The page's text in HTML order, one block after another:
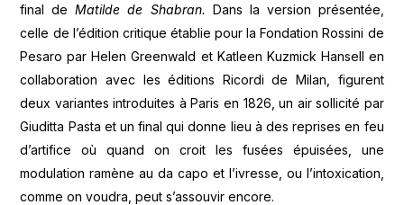
final deMatilde de Shabran. Dans la version présentée,
celle de l’édition critique établie pour la Fondation Rossini de
Pesaro par Helen Greenwald et Katleen Kuzmick Hansell en
collaboration avec les éditions Ricordi de Milan, figurent
deux variantes introduites à Paris en 1826, un air sollicité par
Giuditta Pasta et un final qui donne lieu à des reprises en feu
d’artifice où quand on croit les fusées épuisées, une
modulation ramène au da capo et l’ivresse, ou l’intoxication,
comme on voudra, peut s’assouvir encore.